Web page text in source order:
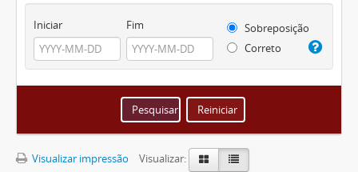
Iniciar Fim
Sobreposição
Correto
Visualizar impressão
Visualizar: